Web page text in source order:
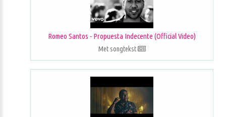
Romeo Santos - Propuesta Indecente (Official Video)
Met songtekst